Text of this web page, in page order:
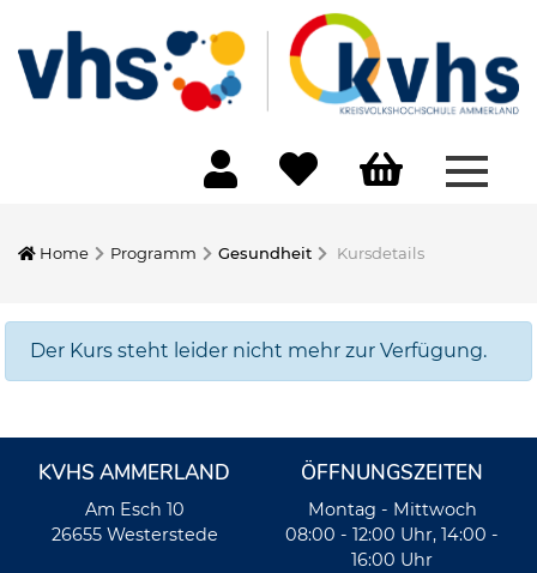
Home Programm Gesundheit Kursdetails
Der Kurs steht leider nicht mehr zur Verfügung.
KVHS AMMERLAND
Am Esch 10
26655 Westerstede
ÖFFNUNGSZEITEN
Montag - Mittwoch
08:00 - 12:00 Uhr, 14:00 -
16:00 Uhr